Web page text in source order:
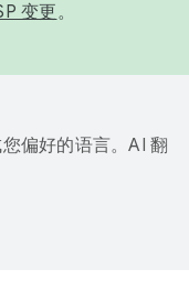
变更。
偏好的语言。AI 翻